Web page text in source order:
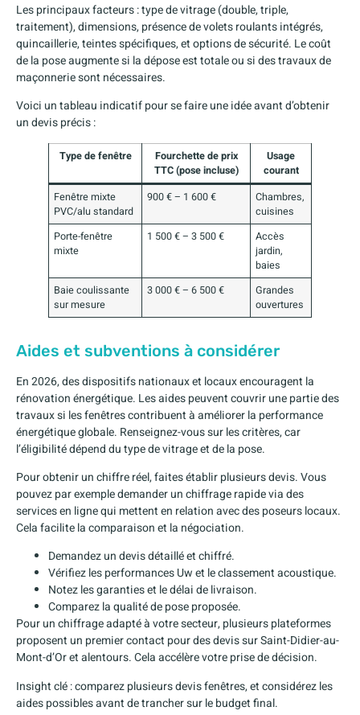
Les principaux facteurs : type de vitrage (double, triple,
traitement), dimensions, présence de volets roulants intégrés,
quincaillerie, teintes spécifiques, et options de sécurité. Le coût
de la pose augmente si la dépose est totale ou si des travaux de
maçonnerie sont nécessaires.
Voici un tableau indicatif pour se faire une idée avant d’obtenir
un devis précis :
Type de fenêtre
Fourchette de prix
TTC (pose incluse)
Usage
courant
Fenêtre mixte
PVC/alu standard
900 € – 1 600 €
Chambres,
cuisines
Porte-fenêtre
mixte
1 500 € – 3 500 €
Accès
jardin,
baies
Baie coulissante
sur mesure
3 000 € – 6 500 €
Grandes
ouvertures
Aides et subventions à considérer
En 2026, des dispositifs nationaux et locaux encouragent la
rénovation énergétique. Les aides peuvent couvrir une partie des
travaux si les fenêtres contribuent à améliorer la performance
énergétique globale. Renseignez-vous sur les critères, car
l’éligibilité dépend du type de vitrage et de la pose.
Pour obtenir un chiffre réel, faites établir plusieurs devis. Vous
pouvez par exemple demander un chiffrage rapide via des
services en ligne qui mettent en relation avec des poseurs locaux.
Cela facilite la comparaison et la négociation.
Demandez un devis détaillé et chiffré.
Vérifiez les performances Uw et le classement acoustique.
Notez les garanties et le délai de livraison.
Comparez la qualité de pose proposée.
Pour un chiffrage adapté à votre secteur, plusieurs plateformes
proposent un premier contact pour des devis sur Saint-Didier-au-
Mont-d’Or et alentours. Cela accélère votre prise de décision.
Insight clé : comparez plusieurs devis fenêtres, et considérez les
aides possibles avant de trancher sur le budget final.